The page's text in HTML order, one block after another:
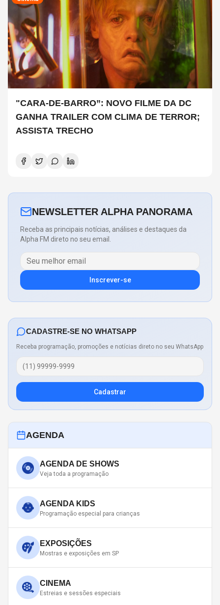
"CARA-DE-BARRO”: NOVO FILME DA DC
GANHA TRAILER COM CLIMA DE TERROR;
ASSISTA TRECHO
NEWSLETTER ALPHA PANORAMA
Receba as principais notícias, análises e destaques da
Alpha FM direto no seu email.
Inscrever-se
CADASTRE-SE NO WHATSAPP
Receba programação, promoções e notícias direto no seu WhatsApp
Cadastrar
AGENDA
AGENDA DE SHOWS
Veja toda a programação
AGENDA KIDS
Programação especial para crianças
EXPOSIÇÕES
Mostras e exposições em SP
CINEMA
Estreias e sessões especiais